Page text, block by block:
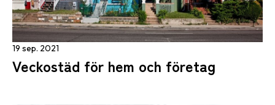
19 sep. 2021
Veckostäd för hem och företag